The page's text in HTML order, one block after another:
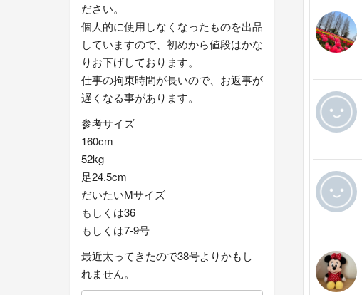
ださい。
個人的に使用しなくなったものを出品
していますので、初めから値段はかな
りお下げしております。
仕事の拘束時間が長いので、お返事が
遅くなる事があります。
参考サイズ
160cm
52kg
足24.5cm
だいたいMサイズ
もしくは36
もしくは7-9号
最近太ってきたので38号よりかもし
れません。